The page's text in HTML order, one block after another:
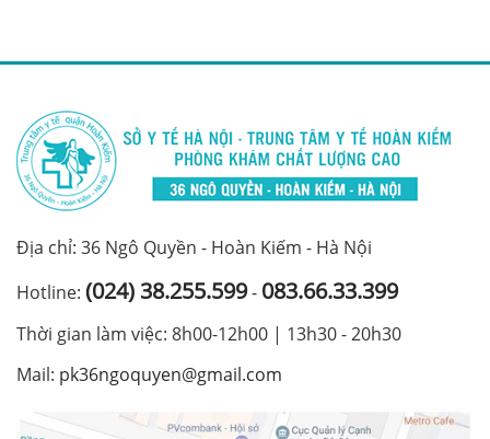
Địa chỉ: 36 Ngô Quyền - Hoàn Kiếm - Hà Nội
Hotline: (024) 38.255.599- 083.66.33.399
Thời gian làm việc: 8h00-12h00 | 13h30 - 20h30
Mail: pk36ngoquyen@gmail.com